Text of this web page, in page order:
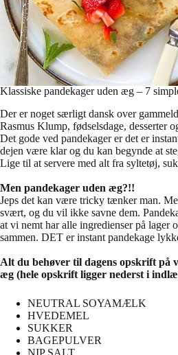
Klassiske pandekager uden æg – 7
Der er noget særligt dansk over
Rasmus Klump, fødselsdage, desserter
Det gode ved pandekager er det er
dejen være klar og du kan begynde at
Lige til at servere med alt fra syltetøj,
Men pandekager uden æg?!!
Jeps det kan være tricky tænker man.
svært, og du vil ikke savne dem.
at vi nemt har alle ingredienser på lager
sammen. DET er instant pandekage
Alt du behøver til dagens opskrift på
æg (hele opskrift ligger nederst i
NEUTRAL SOYAMÆLK
HVEDEMEL
SUKKER
BAGEPULVER